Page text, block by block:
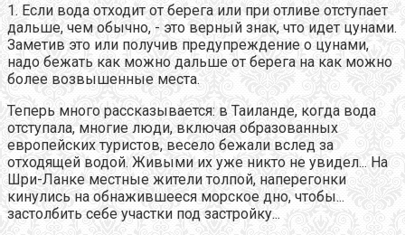
1. Если вода отходит от берега или при отливе отступает
дальше, чем обычно, - это верный знак, что идет цунами.
Заметив это или получив предупреждение о цунами,
надо бежать как можно дальше от берега на как можно
более возвышенные места.
Теперь много рассказывается: в Таиланде, когда вода
отступала, многие люди, включая образованных
европейских туристов, весело бежали вслед за
отходящей водой. Живыми их уже никто не увидел... На
Шри-Ланке местные жители толпой, наперегонки
кинулись на обнажившееся морское дно, чтобы...
застолбить себе участки под застройку...